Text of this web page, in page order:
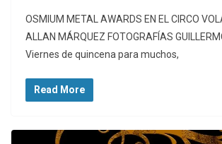
OSMIUM METAL AWARDS EN EL CIRCO
ALLAN MÁRQUEZ FOTOGRAFÍAS
Viernes de quincena para muchos,
Read More